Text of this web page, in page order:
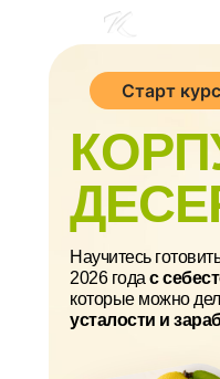
Научитесь
2026 года с
которые можно
усталости и
Старт